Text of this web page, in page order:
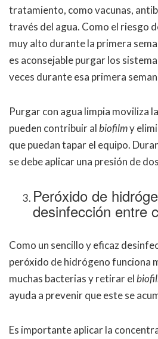
tratamiento, como vacunas,
través del agua. Como el riesgo
muy alto durante la primera
es aconsejable purgar los
veces durante esa primera
Purgar con agua limpia moviliza
pueden contribuir albiofilmy
que puedan tapar el equipo.
se debe aplicar una presión de
Peróxido de
desinfección entre
Como un sencillo y eficaz
peróxido de hidrógeno funciona
muchas bacterias y retirar el
ayuda a prevenir que este se
Es importante aplicar la